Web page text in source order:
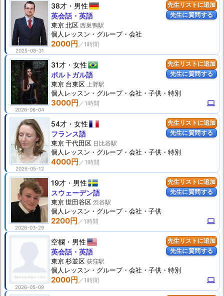
先生リストに追加
先生に質問する
2025-08-31
38才 男性
2000円
英会話・英語
東京 北区 西巣鴨駅
個人 レッスン ・グループ・会社
先生リストに追加
先生に質問する
2026-06-04
31才 女性
3000円 computer
ポルトガル語
東京 台東区 上野駅
個人 レッスン ・グループ・会社・子供・特別
先生リストに追加
先生に質問する
2026-05-12
54才 女性
4000円
フランス語
東京 千代田区 日比谷駅
個人 レッスン ・グループ・会社・子供・特別
先生リストに追加
先生に質問する
2026-03-29
19才 男性
2200円 computer
スウェーデン語
東京 世田谷区 渋谷駅
個人 レッスン ・グループ・会社・子供
先生リストに追加
先生に質問する
2026-05-09
空欄 男性
2000円 computer
英会話・英語
東京 杉並区 荻窪駅
個人 レッスン ・グループ・会社・子供・特別